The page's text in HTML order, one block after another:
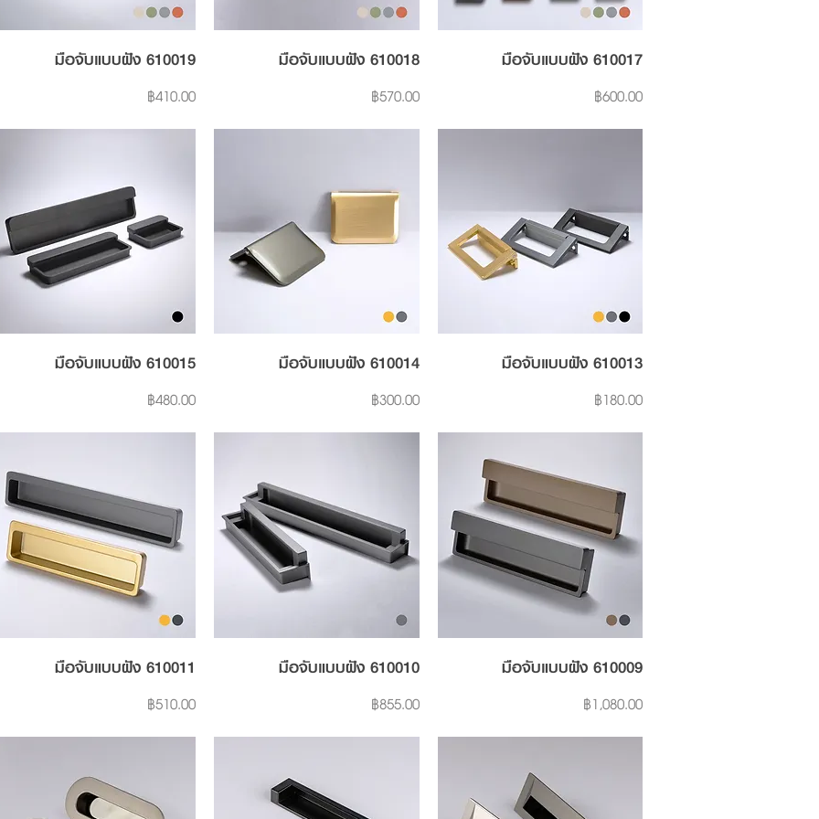
Quick View
มือจับแบบฝัง 610019
Price
฿410.00
Quick View
มือจับแบบฝัง 610018
Price
฿570.00
Quick View
มือจับแบบฝัง 610017
Price
฿600.00
Quick View
มือจับแบบฝัง 610015
Price
฿480.00
Quick View
มือจับแบบฝัง 610014
Price
฿300.00
Quick View
มือจับแบบฝัง 610013
Price
฿180.00
Quick View
มือจับแบบฝัง 610011
Price
฿510.00
Quick View
มือจับแบบฝัง 610010
Price
฿855.00
Quick View
มือจับแบบฝัง 610009
Price
฿1,080.00